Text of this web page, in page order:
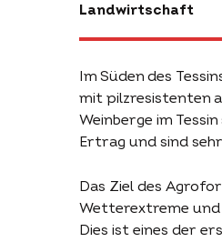
Landwirtschaft
Im Süden des
mit pilzresistenten
Weinberge im
Ertrag und sind
Das Ziel des
Wetterextreme und
Dies ist eines der